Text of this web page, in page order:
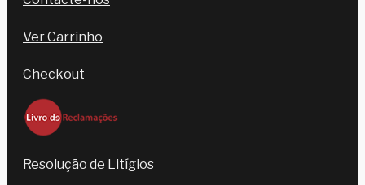
Ver Carrinho
Checkout
Resolução de Litígios